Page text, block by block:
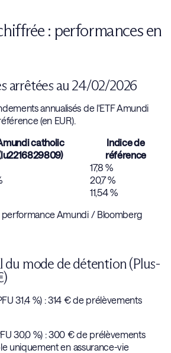
: performances en
arrêtées au 24/02/2026
annualisés de l'ETF Amundi
(en EUR).
catholic
Indice de
référence
17,8 %
20,7 %
11,54 %
performance Amundi / Bloomberg
du mode de détention (Plus-
31,4 %) : 314 € de prélèvements
30,0 %) : 300 € de prélèvements
uniquement en assurance-vie